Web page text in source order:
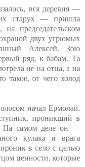
вся деревня —
старух — пришла
председательском
двух угрюмых
Алексей. Зою
ряд, к бабам. Та
не на отца, а на
такое, от чего холод
начал Ермолай.
проникший в
На самом деле он —
кулака и врага
в село с целью
ценности, которые